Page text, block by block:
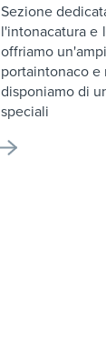
Sezione
l'intonacatura e
offriamo
portaintonaco e
disponiamo di
speciali